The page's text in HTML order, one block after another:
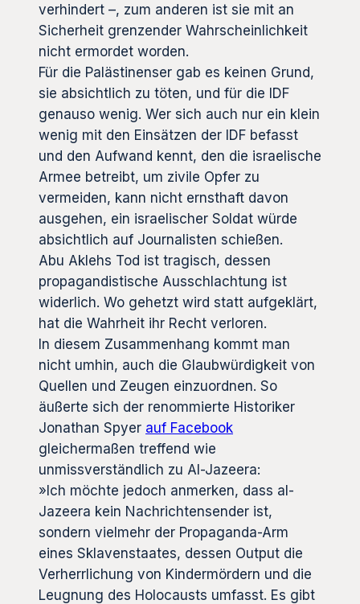
verhindert –, zum anderen ist sie mit an
Sicherheit grenzender Wahrscheinlichkeit
nicht ermordet worden.
Für die Palästinenser gab es keinen Grund,
sie absichtlich zu töten, und für die IDF
genauso wenig. Wer sich auch nur ein klein
wenig mit den Einsätzen der IDF befasst
und den Aufwand kennt, den die israelische
Armee betreibt, um zivile Opfer zu
vermeiden, kann nicht ernsthaft davon
ausgehen, ein israelischer Soldat würde
absichtlich auf Journalisten schießen.
Abu Aklehs Tod ist tragisch, dessen
propagandistische Ausschlachtung ist
widerlich. Wo gehetzt wird statt aufgeklärt,
hat die Wahrheit ihr Recht verloren.
In diesem Zusammenhang kommt man
nicht umhin, auch die Glaubwürdigkeit von
Quellen und Zeugen einzuordnen. So
äußerte sich der renommierte Historiker
Jonathan Spyer auf Facebook
gleichermaßen treffend wie
unmissverständlich zu Al-Jazeera:
»Ich möchte jedoch anmerken, dass al-
Jazeera kein Nachrichtensender ist,
sondern vielmehr der Propaganda-Arm
eines Sklavenstaates, dessen Output die
Verherrlichung von Kindermördern und die
Leugnung des Holocausts umfasst. Es gibt